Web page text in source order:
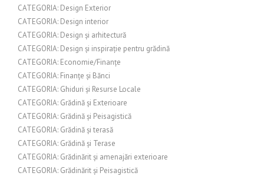
CATEGORIA: Design Exterior
CATEGORIA: Design interior
CATEGORIA: Design și arhitectură
CATEGORIA: Design și inspirație pentru grădină
CATEGORIA: Economie/Finanțe
CATEGORIA: Finanțe și Bănci
CATEGORIA: Ghiduri și Resurse Locale
CATEGORIA: Grădină și Exterioare
CATEGORIA: Grădină și Peisagistică
CATEGORIA: Grădină și terasă
CATEGORIA: Grădină și Terase
CATEGORIA: Grădinărit și amenajări exterioare
CATEGORIA: Grădinărit și Peisagistică